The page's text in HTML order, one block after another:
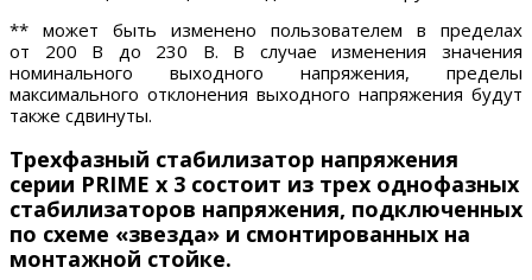
** может быть изменено пользователем в пределах
от 200 В до 230 В. В случае изменения значения
номинального выходного напряжения, пределы
максимального отклонения выходного напряжения будут
также сдвинуты.
Трехфазный стабилизатор напряжения
серии PRIME х 3 состоит из трех однофазных
стабилизаторов напряжения, подключенных
по схеме «звезда» и смонтированных на
монтажной стойке.